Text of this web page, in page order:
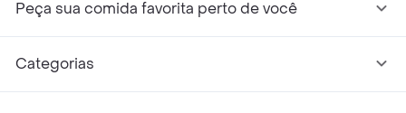
Peça sua comida favorita perto de você
Categorias